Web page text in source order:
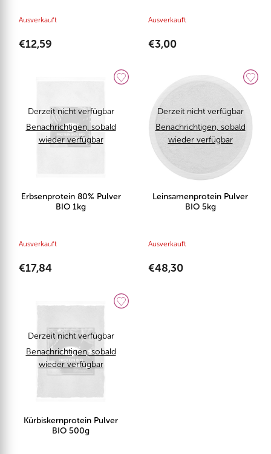
Ausverkauft
€12,59
Ausverkauft
€3,00
Derzeit nicht verfügbar
Benachrichtigen, sobald
wieder verfügbar
Erbsenprotein 80% Pulver
BIO 1kg
Ausverkauft
€17,84
Derzeit nicht verfügbar
Benachrichtigen, sobald
wieder verfügbar
Leinsamenprotein Pulver
BIO 5kg
Ausverkauft
€48,30
Derzeit nicht verfügbar
Benachrichtigen, sobald
wieder verfügbar
Kürbiskernprotein Pulver
BIO 500g